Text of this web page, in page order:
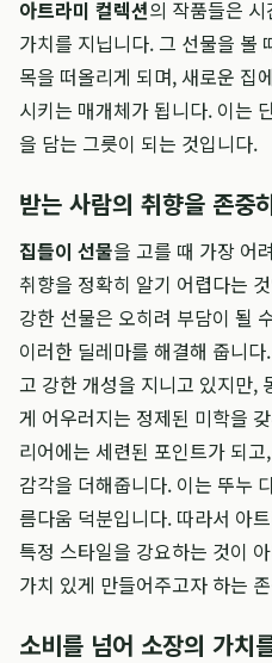
아트라미 컬렉션의 작품들은
가치를 지닙니다. 그 선물을 볼
목을 떠올리게 되며, 새로운 집
시키는 매개체가 됩니다. 이는
을 담는 그릇이 되는 것입니다.
받는 사람의 취향을 존중
집들이 선물을 고를 때 가장 어
취향을 정확히 알기 어렵다는
강한 선물은 오히려 부담이 될
이러한 딜레마를 해결해 줍니
고 강한 개성을 지니고 있지만,
게 어우러지는 정제된 미학을
리어에는 세련된 포인트가 되
감각을 더해줍니다. 이는 뚜누
름다움 덕분입니다. 따라서 아
특정 스타일을 강요하는 것이
가치 있게 만들어주고자 하는
소비를 넘어 소장의 가치